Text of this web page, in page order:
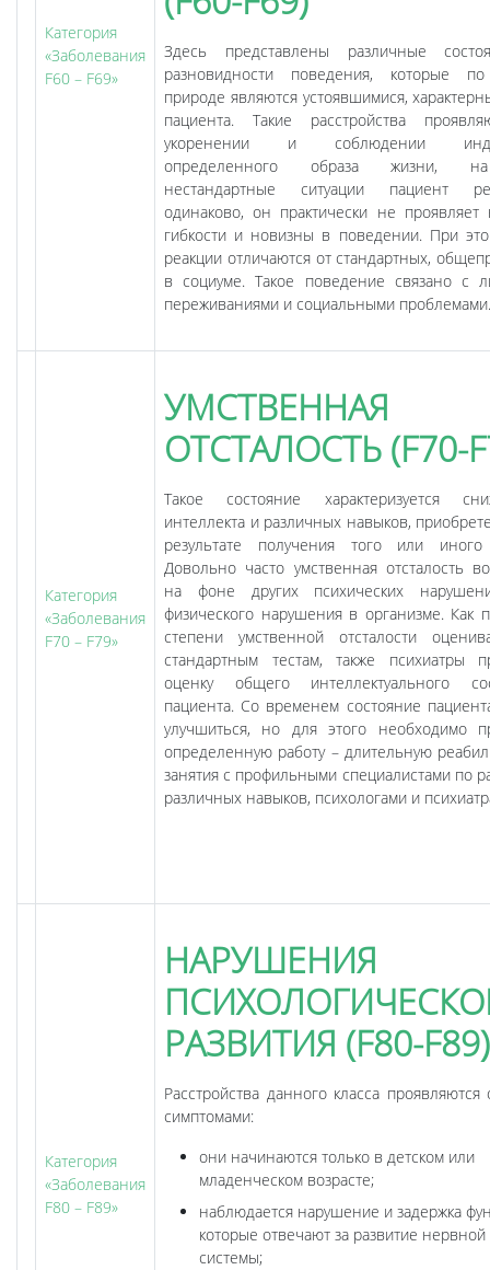
Категория
«Заболевания
F60 – F69»
Здесь представлены различные
разновидности поведения, которые
природе являются устоявшимися,
пациента. Такие расстройства
укоренении и соблюдении
определенного образа жизни,
нестандартные ситуации пациент
одинаково, он практически не проявляет
гибкости и новизны в поведении. При
реакции отличаются от стандартных,
в социуме. Такое поведение связано с
переживаниями и социальными проблемами.
Категория
«Заболевания
F70 – F79»
УМСТВЕННАЯ
ОТСТАЛОСТЬ (F70-
Такое состояние характеризуется
интеллекта и различных навыков,
результате получения того или
Довольно часто умственная отсталость
на фоне других психических
физического нарушения в организме. Как
степени умственной отсталости
стандартным тестам, также психиатры
оценку общего интеллектуального
пациента. Со временем состояние
улучшиться, но для этого необходимо
определенную работу – длительную
занятия с профильными специалистами по
различных навыков, психологами и
Категория
«Заболевания
F80 – F89»
НАРУШЕНИЯ
РАЗВИТИЯ (F80-F89)
Расстройства данного класса
симптомами:
они начинаются только в детском или
младенческом возрасте;
наблюдается нарушение и задержка
которые отвечают за развитие нервной
системы;